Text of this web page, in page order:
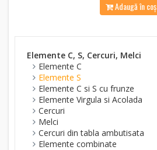
Adaugă în coș
Elemente C, S, Cercuri, Melci
Elemente C
Elemente S
Elemente C si S cu frunze
Elemente Virgula si Acolada
Cercuri
Melci
Cercuri din tabla ambutisata
Elemente combinate